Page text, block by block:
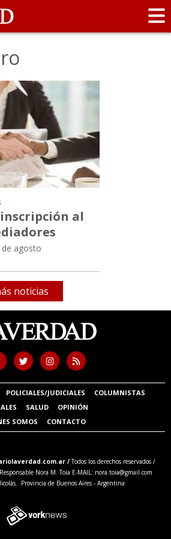
al
agosto
noticias
POLICIALES/JUDICIALES
COLUMNISTAS
SALUD
OPINIÓN
SOMOS
CONTACTO
/Todos los derechos reservados /
Nora M. Toia E-MAIL: nora.toia@gmail.com
Provincia de Buenos Aires - Argentina